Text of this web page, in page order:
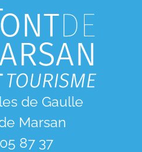
de Gaulle
Marsan
87 37